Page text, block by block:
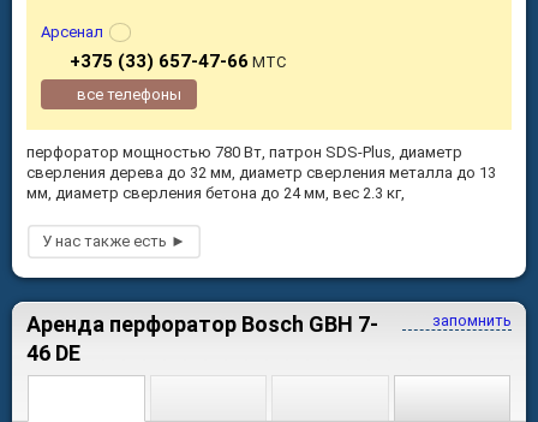
перфоратор мощностью 780 Вт, патрон SDS-Plus, диаметр
сверления дерева до 32 мм, диаметр сверления металла до 13
мм, диаметр сверления бетона до 24 мм, вес 2.3 кг,
Арсенал
+375 (33) 657-47-66 МТС
все телефоны
запомнить
Аренда перфоратор Bosch GBH 7-
46 DE